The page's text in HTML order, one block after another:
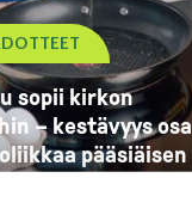
sopii kirkon
– kestävyys osa
pääsiäisen